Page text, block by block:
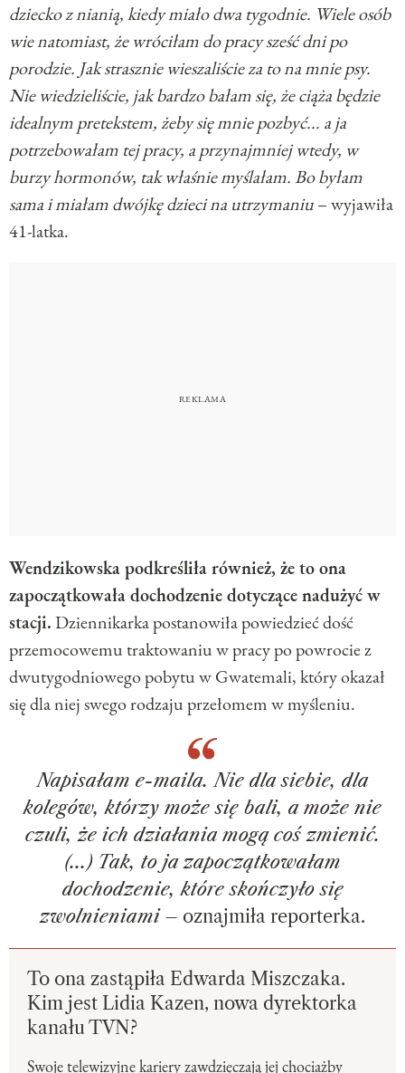
dziecko z nianią, kiedy miało dwa tygodnie. Wiele osób
wie natomiast, że wróciłam do pracy sześć dni po
porodzie. Jak strasznie wieszaliście za to na mnie psy.
Nie wiedzieliście, jak bardzo bałam się, że ciąża będzie
idealnym pretekstem, żeby się mnie pozbyć... a ja
potrzebowałam tej pracy, a przynajmniej wtedy, w
burzy hormonów, tak właśnie myślałam. Bo byłam
sama i miałam dwójkę dzieci na utrzymaniu– wyjawiła
41-latka.
Wendzikowska podkreśliła również, że to ona
zapoczątkowała dochodzenie dotyczące nadużyć w
stacji.Dziennikarka postanowiła powiedzieć dość
przemocowemu traktowaniu w pracy po powrocie z
dwutygodniowego pobytu w Gwatemali, który okazał
się dla niej swego rodzaju przełomem w myśleniu.
Napisałam e-maila. Nie dla siebie, dla
kolegów, którzy może się bali, a może nie
czuli, że ich działania mogą coś zmienić.
(...) Tak, to ja zapoczątkowałam
dochodzenie, które skończyło się
zwolnieniami – oznajmiła reporterka.
To ona zastąpiła Edwarda Miszczaka.
Kim jest Lidia Kazen, nowa dyrektorka
kanału TVN?
Swoje telewizyjne kariery zawdzięczają jej chociażby